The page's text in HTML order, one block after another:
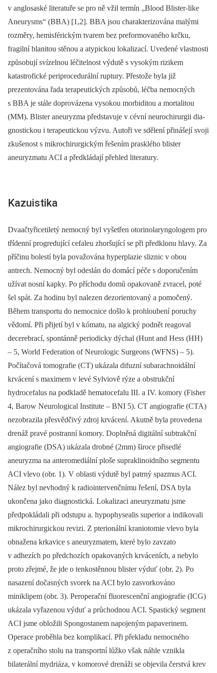
v anglosaské literatuře se pro ně vžil termín „Blood Blister‑like
Aneurysms“ (BBA) [1,2]. BBA jsou charakterizována malými
rozměry, hemisférickým tvarem bez preformovaného krčku,
fragilní blanitou stěnou a atypickou lokalizací. Uvedené vlastnosti
způsobují svízelnou léčitelnost výdutě s vysokým rizikem
katastrofické periprocedurální ruptury. Přestože byla již
prezentována řada terapeutických způsobů, léčba nemocných
s BBA je stále doprovázena vysokou morbiditou a mortalitou
(MM). Blister aneuryzma představuje v cévní neurochirurgii dia­
gnostickou i terapeutickou výzvu. Autoři ve sdělení přinášejí svoji
zkušenost s mikrochirurgickým řešením prasklého blister
aneuryzmatu ACI a předkládají přehled literatury.
Kazuistika
Dvaačtyřicetiletý nemocný byl vyšetřen otorinolaryngologem pro
třídenní progredující cefaleu zhoršující se při předklonu hlavy. Za
příčinu bolestí byla považována hyperplazie sliznic v obou
antrech. Nemocný byl odeslán do domácí péče s doporučením
užívat nosní kapky. Po příchodu domů opakovaně zvracel, poté
šel spát. Za hodinu byl nalezen dezorientovaný a pomočený.
Během transportu do nemocnice došlo k prohloubení poruchy
vědomí. Při přijetí byl v kómatu, na algický podnět reagoval
decerebrací, spontánně periodicky dýchal (Hunt and Hess (HH)
–⁠ 5, World Federation of Neurologic Surgeons (WFNS) –⁠ 5).
Počítačová tomografie (CT) ukázala difuzní subarachnoidální
krvácení s maximem v levé Sylviově rýze a obstrukční
hydrocefalus na podkladě hematocefalu III. a IV. komory (Fisher
4, Barow Neurological Institute –⁠ BNI 5). CT angiografie (CTA)
nezobrazila přesvědčivý zdroj krvácení. Akutně byla provedena
drenáž pravé postranní komory. Doplněná digitální subtrakční
angiografie (DSA) ukázala drobné (2mm) široce přisedlé
aneuryzma na anteromediální ploše supraklinoidního segmentu
ACI vlevo (obr. 1). V oblasti výdutě byl patrný spazmus ACI.
Nález byl nevhodný k radiointervenčnímu řešení, DSA byla
ukončena jako dia­gnostická. Lokalizaci aneuryzmatu jsme
předpokládali při odstupu a. hypophysealis superior a indikovali
mikrochirurgickou revizi. Z pterionální kraniotomie vlevo byla
obnažena krkavice s aneuryzmatem, které bylo zavzato
v adhezích po předchozích opakovaných krváceních, a nebylo
proto zřejmé, že jde o tenkostěnnou blister výduť (obr. 2). Po
nasazení dočasných svorek na ACI bylo zasvorkováno
miniklipem (obr. 3). Peroperační fluorescenční angiografie (ICG)
ukázala vyřazenou výduť a průchodnou ACI. Spastický segment
ACI jsme obložili Spongostanem napojeným papaverinem.
Operace proběhla bez komplikací. Při překladu nemocného
z operačního stolu na transportní lůžko však náhle vznikla
bilaterální mydriáza, v komorové drenáži se objevila čerstvá krev